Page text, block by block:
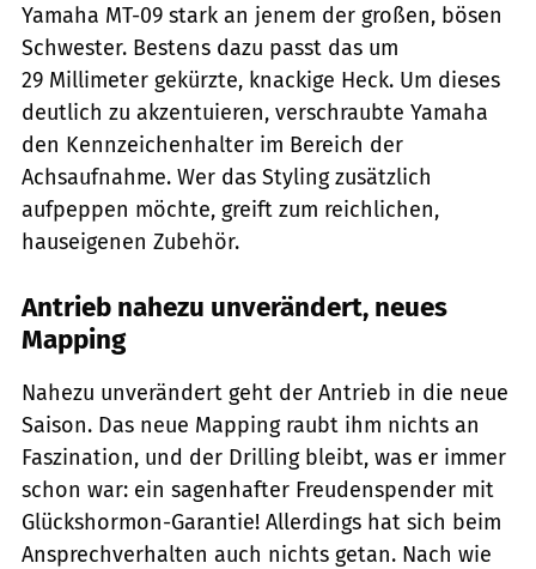
Yamaha MT-09 stark an jenem der großen, bösen
Schwester. Bestens dazu passt das um
29 Millimeter gekürzte, knackige Heck. Um dieses
deutlich zu akzentuieren, verschraubte Yamaha
den Kennzeichenhalter im Bereich der
Achsaufnahme. Wer das Styling zusätzlich
aufpeppen möchte, greift zum reichlichen,
hauseigenen Zubehör.
Antrieb nahezu unverändert, neues
Mapping
Nahezu unverändert geht der Antrieb in die neue
Saison. Das neue Mapping raubt ihm nichts an
Faszination, und der Drilling bleibt, was er immer
schon war: ein sagenhafter Freudenspender mit
Glückshormon-Garantie! Allerdings hat sich beim
Ansprechverhalten auch nichts getan. Nach wie